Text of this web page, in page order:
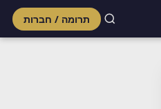
תרומה / חברות